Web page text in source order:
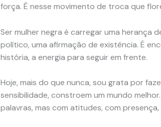
força. É nesse movimento de troca que
Ser mulher negra é carregar uma herança
político, uma afirmação de existência. É
história, a energia para seguir em frente.
Hoje, mais do que nunca, sou grata por
sensibilidade, constroem um mundo
palavras, mas com atitudes, com